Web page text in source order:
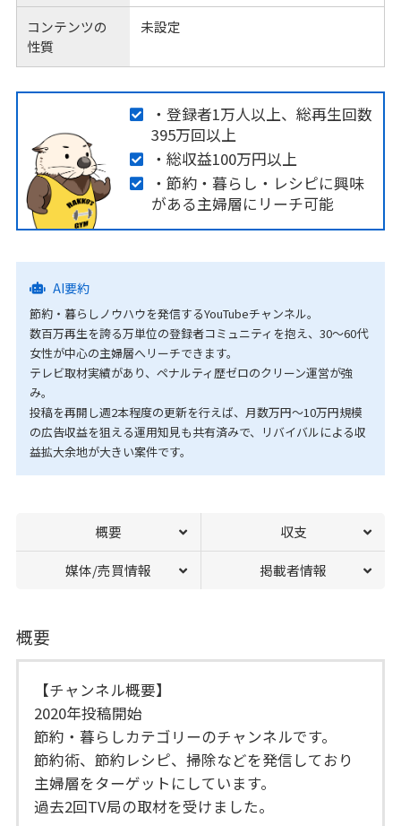
コンテンツの
性質
未設定
・登録者1万人以上、総再生回数
395万回以上
・総収益100万円以上
・節約・暮らし・レシピに興味
がある主婦層にリーチ可能
AI要約
節約・暮らしノウハウを発信するYouTubeチャンネル。
数百万再生を誇る万単位の登録者コミュニティを抱え、30〜60代
女性が中心の主婦層へリーチできます。
テレビ取材実績があり、ペナルティ歴ゼロのクリーン運営が強
み。
投稿を再開し週2本程度の更新を行えば、月数万円〜10万円規模
の広告収益を狙える運用知見も共有済みで、リバイバルによる収
益拡大余地が大きい案件です。
概要 収支
媒体/売買情報 掲載者情報
概要
【チャンネル概要】
2020年投稿開始
節約・暮らしカテゴリーのチャンネルです。
節約術、節約レシピ、掃除などを発信しており
主婦層をターゲットにしています。
過去2回TV局の取材を受けました。